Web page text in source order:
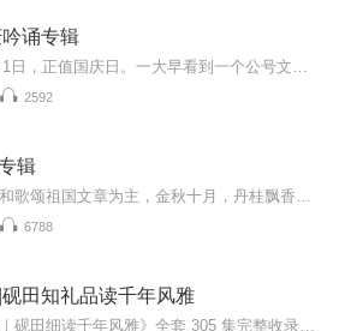
诵专辑
2592
辑
6788
田知礼品读千年风雅